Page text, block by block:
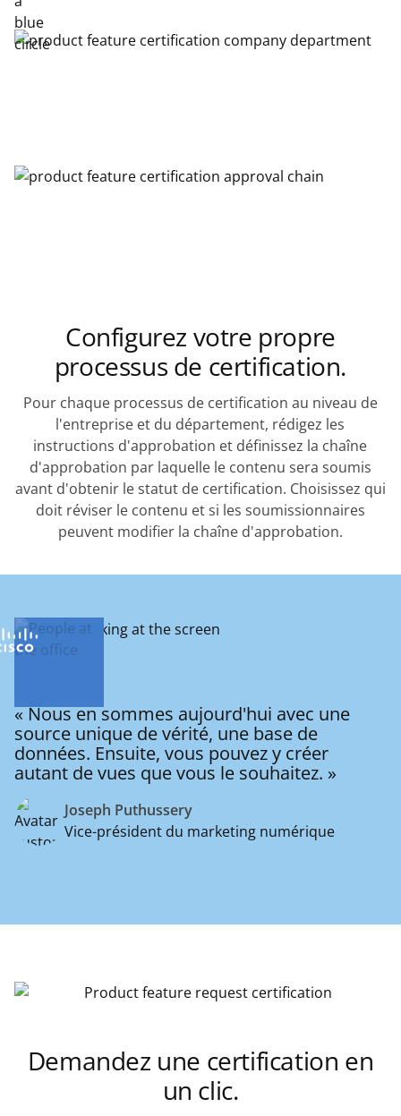
Configurez votre propre
processus de certification.
Pour chaque processus de certification au niveau de
l'entreprise et du département, rédigez les
instructions d'approbation et définissez la chaîne
d'approbation par laquelle le contenu sera soumis
avant d'obtenir le statut de certification. Choisissez qui
doit réviser le contenu et si les soumissionnaires
peuvent modifier la chaîne d'approbation.
« Nous en sommes aujourd'hui avec une
source unique de vérité, une base de
données. Ensuite, vous pouvez y créer
autant de vues que vous le souhaitez. »
Joseph Puthussery
Vice-président du marketing numérique
Demandez une certification en
un clic.